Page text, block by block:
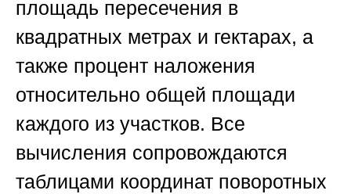
площадь пересечения в
квадратных метрах и гектарах, а
также процент наложения
относительно общей площади
каждого из участков. Все
вычисления сопровождаются
таблицами координат поворотных